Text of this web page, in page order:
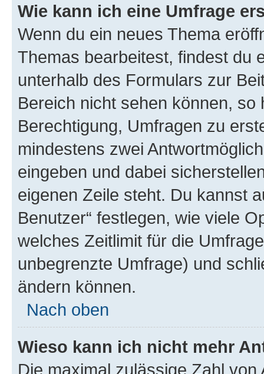
Wie kann ich eine Umfrage
Wenn du ein neues Thema
Themas bearbeitest, findest du
unterhalb des Formulars zur
Bereich nicht sehen können,
Berechtigung, Umfragen zu
mindestens zwei
eingeben und dabei
eigenen Zeile steht. Du kannst
Benutzer“ festlegen, wie viele
welches Zeitlimit für die
unbegrenzte Umfrage) und
ändern können.
Nach oben
Wieso kann ich nicht mehr
Die maximal zulässige Zahl